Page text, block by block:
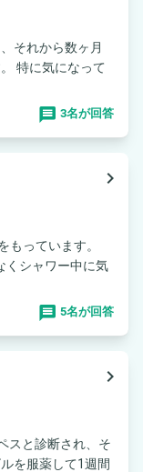
それから数ヶ月
特に気になって
3名が回答
navigate_next
もっています。
くシャワー中に気
5名が回答
navigate_next
スと診断され、そ
を服薬して1週間